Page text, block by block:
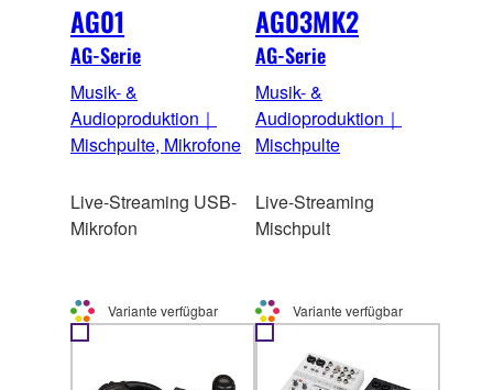
AG01
AG-Serie
Musik- &
Audioproduktion｜
Mischpulte, Mikrofone
Live-Streaming USB-
Mikrofon
Variante verfügbar
AG03MK2
AG-Serie
Musik- &
Audioproduktion｜
Mischpulte
Live-Streaming
Mischpult
Variante verfügbar